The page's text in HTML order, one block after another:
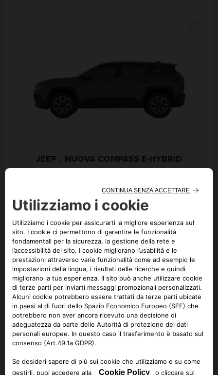
JEEP NUOVA COMPASS E-HYBRID
JEEP® COMPASS PHEV 4XE
Nessun risultato disponibile
per questo modello
Seleziona un altro modello ed
esegui nuovamente la ricerca